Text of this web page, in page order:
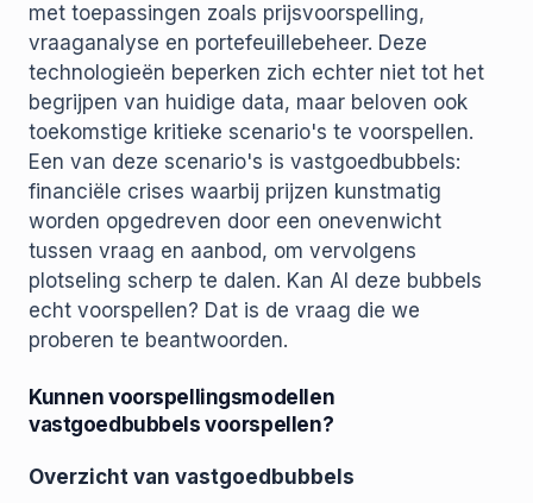
met toepassingen zoals prijsvoorspelling,
vraaganalyse en portefeuillebeheer. Deze
technologieën beperken zich echter niet tot het
begrijpen van huidige data, maar beloven ook
toekomstige kritieke scenario's te voorspellen.
Een van deze scenario's is vastgoedbubbels:
financiële crises waarbij prijzen kunstmatig
worden opgedreven door een onevenwicht
tussen vraag en aanbod, om vervolgens
plotseling scherp te dalen. Kan AI deze bubbels
echt voorspellen? Dat is de vraag die we
proberen te beantwoorden.
Kunnen voorspellingsmodellen
vastgoedbubbels voorspellen?
Overzicht van vastgoedbubbels